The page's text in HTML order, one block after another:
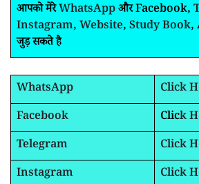
आपको मेरेWhatsAppऔर Facebook,
Instagram, Website, Study Book,
जुड़ सकते है
WhatsApp
Click
Facebook
Click
Telegram
Click
Instagram
Click